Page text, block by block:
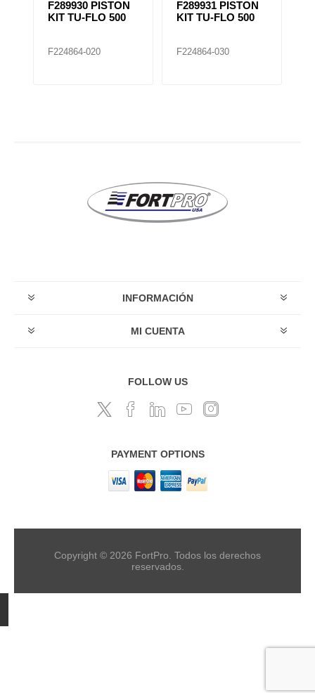
F289930 PISTON
KIT TU-FLO 500
F224864-020
F289931 PISTON
KIT TU-FLO 500
F224864-030
INFORMACIÓN
MI CUENTA
FOLLOW US
PAYMENT OPTIONS
Copyright © 2026 FortPro. Todos los derechos
reservados.